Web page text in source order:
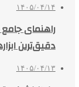
۱۴۰۵/۰۴/۱۴
راهنمای جامع
دقیق‌ترین
۱۴۰۵/۰۴/۱۳